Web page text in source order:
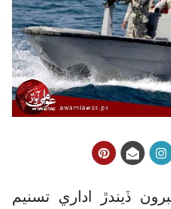
ڏيندڙ اداري تسنيم